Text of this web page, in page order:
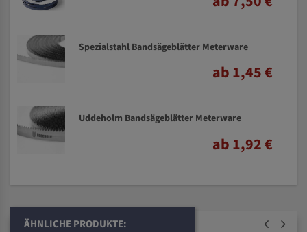
Spezialstahl Bandsägeblätter Meterware
ab 1,45 €
Uddeholm Bandsägeblätter Meterware
ab 1,92 €
ÄHNLICHE PRODUKTE: